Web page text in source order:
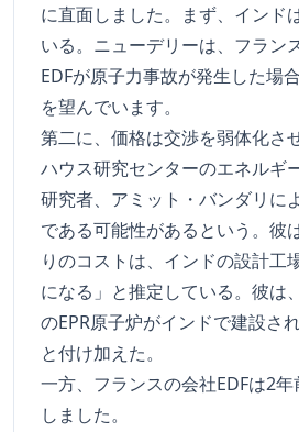
に直面しました。まず、インド
いる。ニューデリーは、フラン
EDFが原子力事故が発生した場
を望んでいます。
第二に、価格は交渉を弱体化さ
ハウス研究センターのエネルギ
研究者、アミット・バンダリに
である可能性があるという。彼
りのコストは、インドの設計工
になる」と推定している。彼は
のEPR原子炉がインドで建設さ
と付け加えた。
一方、フランスの会社EDFは2
しました。